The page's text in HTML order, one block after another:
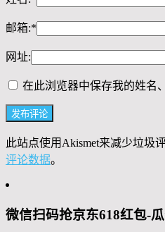
邮箱:*
网址:
在此浏览器中保存我的姓名
此站点使用Akismet来减少垃圾评
评论数据。
微信扫码抢京东618红包-